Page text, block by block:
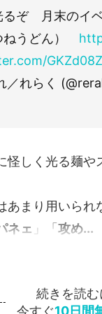
るぞ 月末のイ
ねうどん）
れらく
怪しく光る麺や
あまり用いら
ネェ 」「攻め...
続きを読む
今すぐ10日間